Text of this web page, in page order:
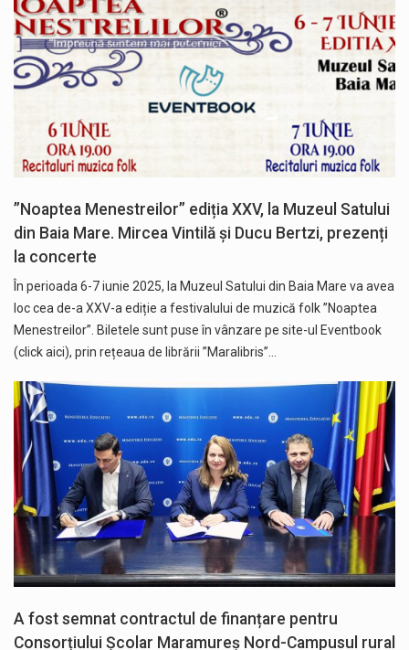
”Noaptea Menestreilor” ediția XXV, la Muzeul Satului
din Baia Mare. Mircea Vintilă și Ducu Bertzi, prezenți
la concerte
În perioada 6-7 iunie 2025, la Muzeul Satului din Baia Mare va avea
loc cea de-a XXV-a ediție a festivalului de muzică folk ”Noaptea
Menestreilor”. Biletele sunt puse în vânzare pe site-ul Eventbook
(click aici), prin rețeaua de librării ”Maralibris”…
A fost semnat contractul de finanțare pentru
Consorțiului Școlar Maramureș Nord-Campusul rural